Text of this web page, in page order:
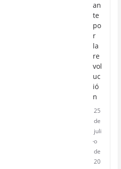
an
te
po
r
la
re
vol
uc
ió
n
25
de
juli
o
de
20